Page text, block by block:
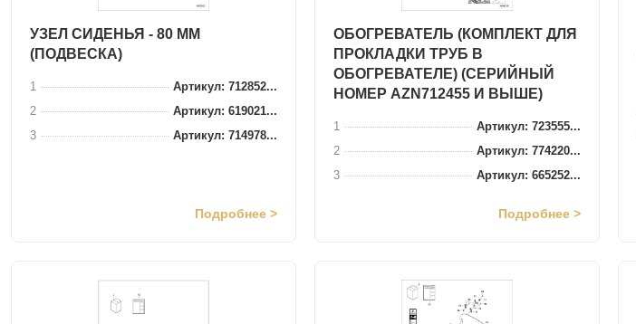
УЗЕЛ СИДЕНЬЯ - 80 ММ
(ПОДВЕСКА)
1
Артикул: 712852...
2
Артикул: 619021...
3
Артикул: 714978...
Подробнее >
ОБОГРЕВАТЕЛЬ (КОМПЛЕКТ ДЛЯ
ПРОКЛАДКИ ТРУБ В
ОБОГРЕВАТЕЛЕ) (СЕРИЙНЫЙ
НОМЕР AZN712455 И ВЫШЕ)
1
Артикул: 723555...
2
Артикул: 774220...
3
Артикул: 665252...
Подробнее >